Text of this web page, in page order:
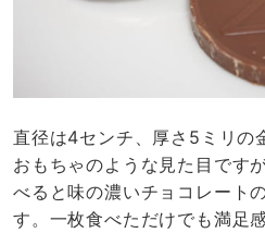
直径は4センチ、厚さ5ミリの
おもちゃのような見た目です
べると味の濃いチョコレート
す。一枚食べただけでも満足